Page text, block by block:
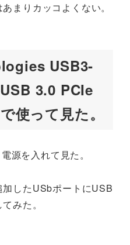
まりカッコよくない。
USB3-
3.0 PCIe
使って見た。
源を入れて見た。
したUSbポートにUSB
みた。